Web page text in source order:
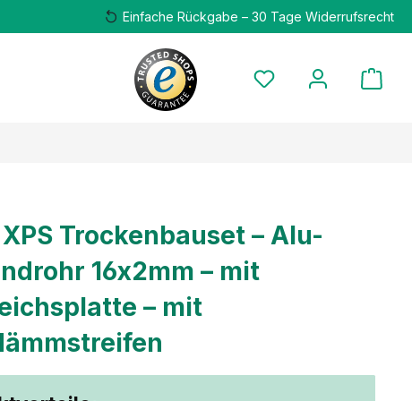
Einfache Rückgabe – 30 Tage Widerrufsrecht
XPS Trockenbauset – Alu-
16x2mm – mit
– mit